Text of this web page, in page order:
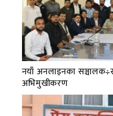
नयाँ अनलाइनका
अभिमुखीकरण